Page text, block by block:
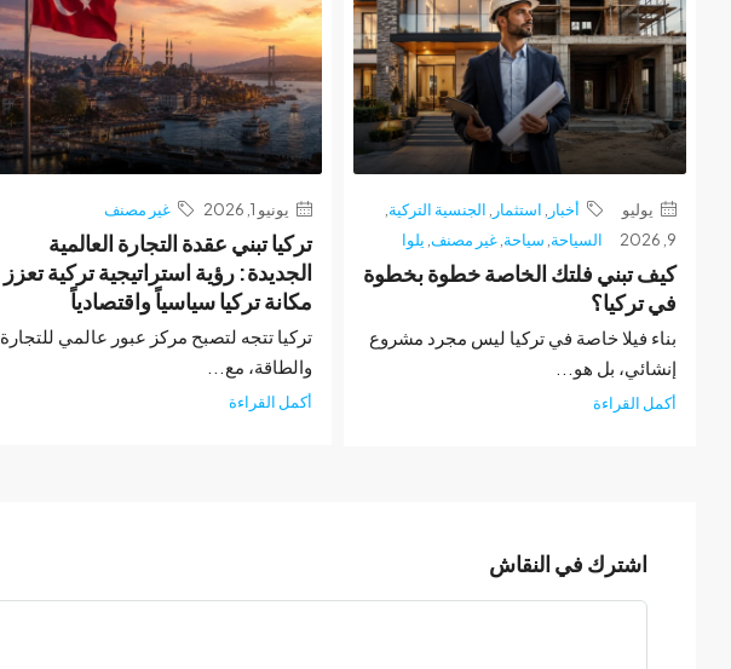
يوليو
9, 2026
أخبار استثمار الجنسية التركية
السياحة سياحة ,غير مصنف يلوا
كيف تبني فلتك الخاصة خطوة بخطوة
في تركيا؟
بناء فيلا خاصة في تركيا ليس مجرد مشروع
إنشائي، بل هو...
أكمل القراءة
يونيو 1, 2026 غير مصنف
تركيا تبني عقدة التجارة العالمية
الجديدة: رؤية استراتيجية تركية تعزز
مكانة تركيا سياسياً واقتصادياً
تركيا تتجه لتصبح مركز عبور عالمي للتجارة
والطاقة، مع...
أكمل القراءة
اشترك في النقاش